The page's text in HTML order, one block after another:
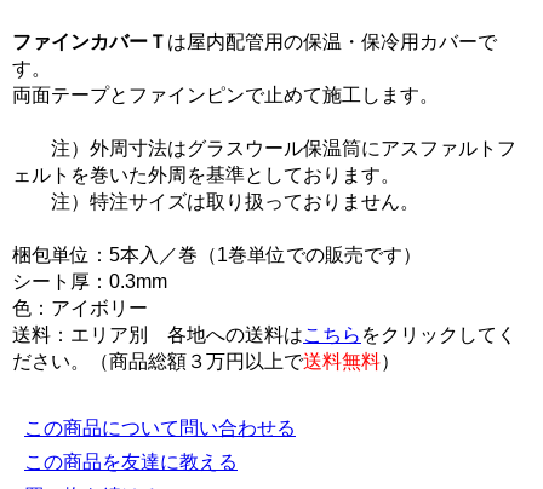
ファインカバーＴ は屋内配管用の保温・保冷用カバーで
す。
両面テープとファインピンで止めて施工します。
注）外周寸法はグラスウール保温筒にアスファルトフ
ェルトを巻いた外周を基準としております。
注）特注サイズは取り扱っておりません。
梱包単位：5本入／巻（1巻単位での販売です）
シート厚：0.3mm
色：アイボリー
送料：エリア別 各地への送料はこちら をクリックしてく
ださい。（商品総額３万円以上で送料無料）
この商品について問い合わせる
この商品を友達に教える